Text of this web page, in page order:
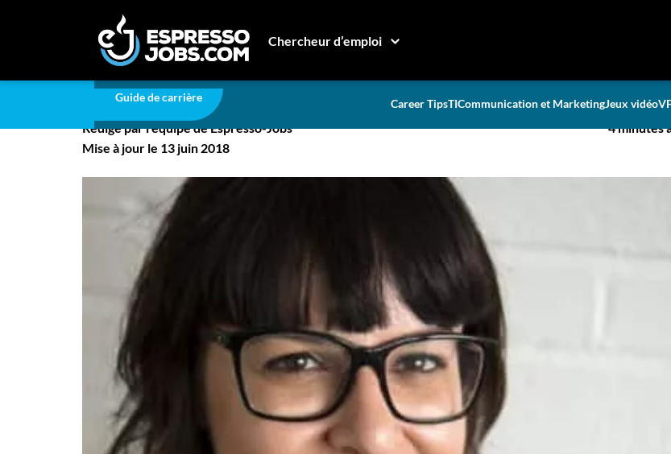
Chercheur d’emploi
Créez un compte
Emplois
Recherchez un emploi
Ma boîte à outils
Inscrivez-vous à l'infolettre
Employeurs
Publiez une offre d'emploi
Guide de carrière Career TipsTICommunication et MarketingJeux vidéo
Carrière «Avant de vous lancer, vérifiez le marché!»
«Avant de vous lancer, vérifiez le marché!»
Rédigé par l'équipe de Espresso-Jobs
Mise à jour le 13 juin 2018
4 minutes